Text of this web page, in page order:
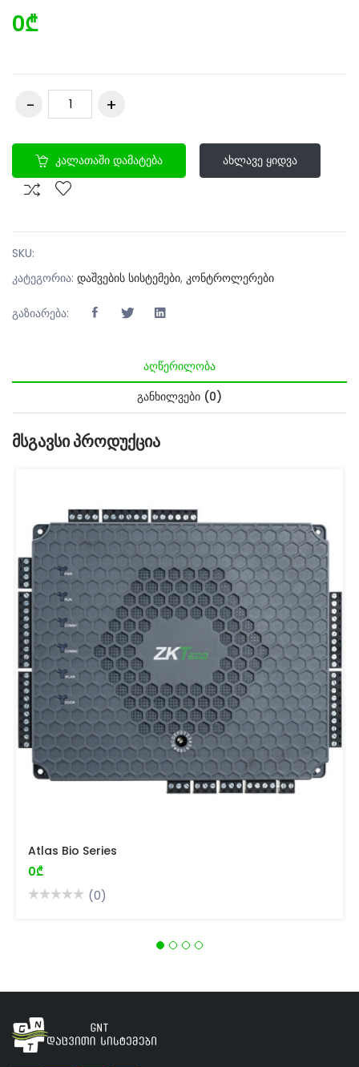
0₾
Კალათაში Დამატება Ახლავე Ყიდვა
SKU:
კატეგორია: დაშვების სისტემები, კონტროლერები
გაზიარება:
ᲐᲦᲬᲔᲠᲘᲚᲝᲑᲐ
ᲒᲐᲜᲮᲘᲚᲕᲔᲑᲘ (0)
Მსგავსი Პროდუქცია
Atlas Bio Series
0₾
(0)